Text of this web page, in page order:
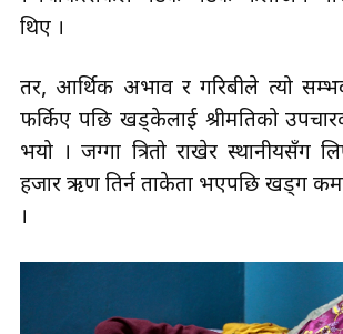
थिए ।
तर, आर्थिक अभाव र गरिबीले त्यो
फर्किए पछि खड्केलाई श्रीमतिको
भयो । जग्गा त्रितो राखेर स्थानीयसँग
हजार ऋण तिर्न ताकेता भएपछि खड्ग
।